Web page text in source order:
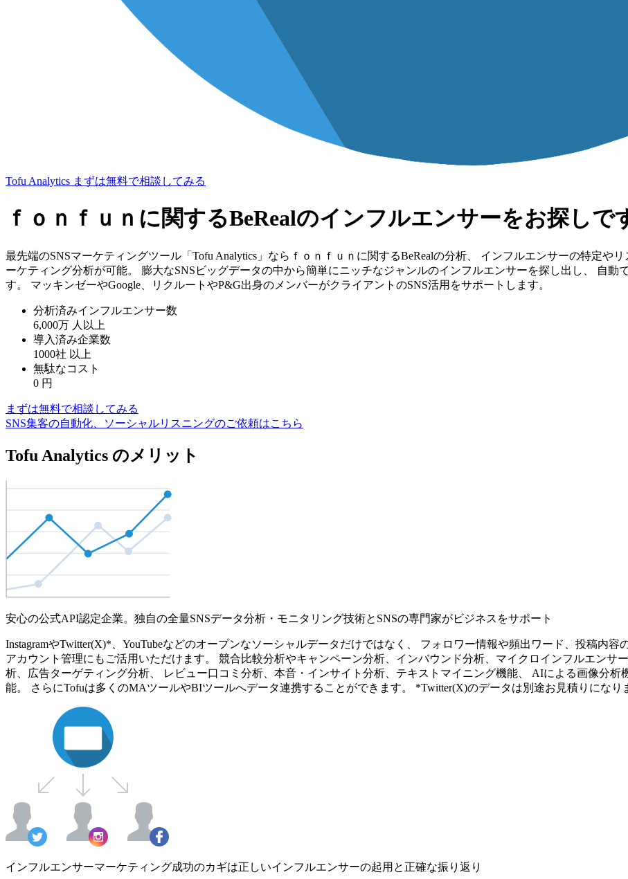
Tofu Analytics まずは無料で相談してみる
ｆｏｎｆｕｎに関するBeRealのインフルエンサーをお探しで
最先端のSNSマーケティングツール「Tofu Analytics」ならｆｏｎｆｕｎに関するBeRealの分析、 インフルエンサーの特定や
ーケティング分析が可能。 膨大なSNSビッグデータの中から簡単にニッチなジャンルのインフルエンサーを探し出し、 自動
す。 マッキンゼーやGoogle、リクルートやP&G出身のメンバーがクライアントのSNS活用をサポートします。
分析済みインフルエンサー数
6,000万 人以上
導入済み企業数
1000社 以上
無駄なコスト
0 円
まずは無料で相談してみる
SNS集客の自動化、ソーシャルリスニングのご依頼はこちら
Tofu Analytics のメリット
安心の公式API認定企業。独自の全量SNSデータ分析・モニタリング技術とSNSの専門家がビジネスをサポート
InstagramやTwitter(X)*、YouTubeなどのオープンなソーシャルデータだけではなく、 フォロワー情報や頻出ワード、投稿内
アカウント管理にもご活用いただけます。 競合比較分析やキャンペーン分析、インバウンド分析、マイクロインフルエンサ
析、広告ターゲティング分析、 レビュー口コミ分析、本音・インサイト分析、テキストマイニング機能、 AIによる画像分
能。 さらにTofuは多くのMAツールやBIツールへデータ連携することができます。 *Twitter(X)のデータは別途お見積りになり
インフルエンサーマーケティング成功のカギは正しいインフルエンサーの起用と正確な振り返り